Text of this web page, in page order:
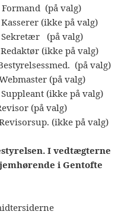
(på valg)
(ikke på valg)
(på valg)
(ikke på valg)
(på valg)
(på valg)
(ikke på valg)
(på valg)
(ikke på valg)
I vedtægterne
i Gentofte